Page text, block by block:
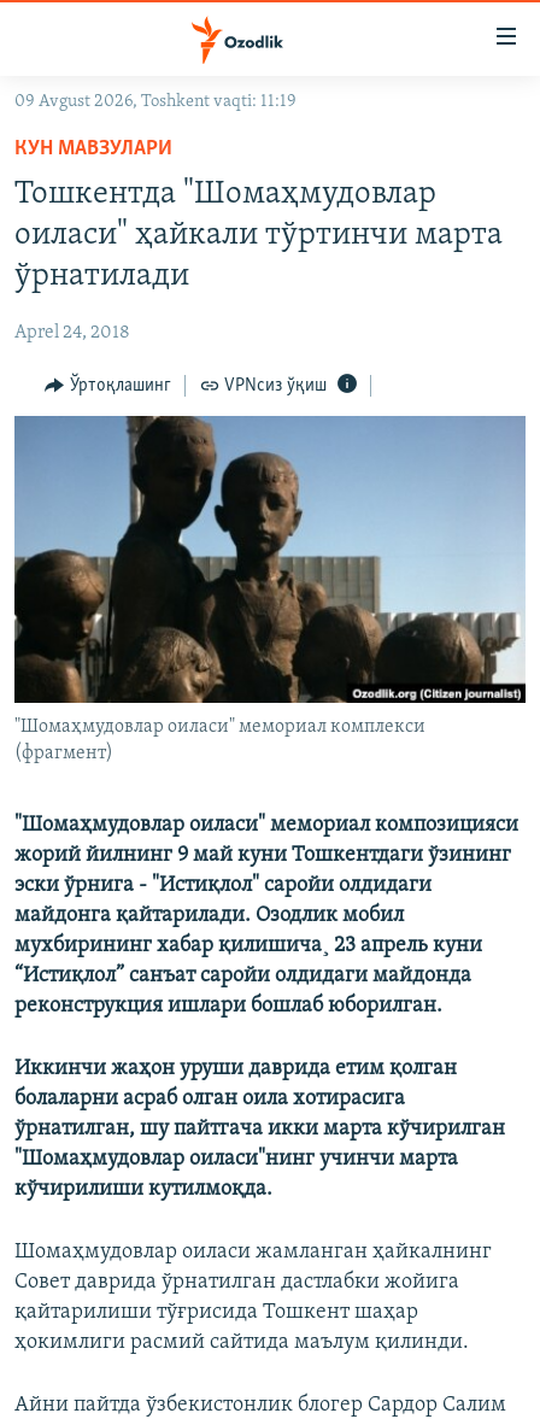
Асосий
навигацияга
ўтинг
Қидиришга
ўтинг
OZODARXIV
На русском
ИЖТИМОИЙ ТАРМОҚЛАР
Озодлик бошқа тилларда
09 Avgust 2026, Toshkent vaqti: 11:19
КУН МАВЗУЛАРИ
Тошкентда "Шомаҳмудовлар
оиласи" ҳайкали тўртинчи марта
ўрнатилади
Aprel 24, 2018
Ўртоқлашинг VPNсиз ўқиш
"Шомаҳмудовлар оиласи" мемориал комплекси
(фрагмент)
"Шомаҳмудовлар оиласи" мемориал композицияси
жорий йилнинг 9 май куни Тошкентдаги ўзининг
эски ўрнига - "Истиқлол" саройи олдидаги
майдонга қайтарилади. Озодлик мобил
мухбирининг хабар қилишича¸ 23 апрель куни
“Истиқлол” санъат саройи олдидаги майдонда
реконструкция ишлари бошлаб юборилган.
Иккинчи жаҳон уруши даврида етим қолган
болаларни асраб олган оила хотирасига
ўрнатилган, шу пайтгача икки марта кўчирилган
"Шомаҳмудовлар оиласи"нинг учинчи марта
кўчирилиши кутилмоқда.
Шомаҳмудовлар оиласи жамланган ҳайкалнинг
Совет даврида ўрнатилган дастлабки жойига
қайтарилиши тўғрисида Тошкент шаҳар
ҳокимлиги расмий сайтида маълум қилинди.
Айни пайтда ўзбекистонлик блогер Сардор Салим